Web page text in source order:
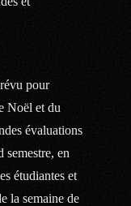
pour
Noël et du
évaluations
semestre, en
étudiantes et
la semaine de